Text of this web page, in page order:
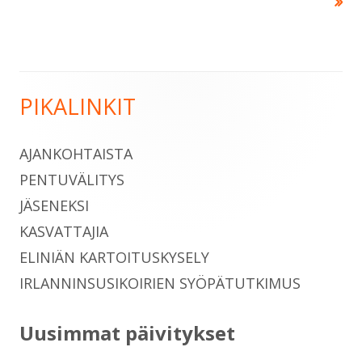
Sivupalkki
PIKALINKIT
AJANKOHTAISTA
PENTUVÄLITYS
JÄSENEKSI
KASVATTAJIA
ELINIÄN KARTOITUSKYSELY
IRLANNINSUSIKOIRIEN SYÖPÄTUTKIMUS
Uusimmat päivitykset